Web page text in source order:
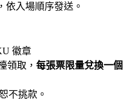
依入場順序發送。
徽章
取， 每張票限量兌換一個
挑款。